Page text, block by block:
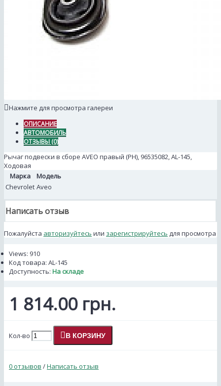
Нажмите для просмотра галереи
ОПИСАНИЕ
АВТОМОБИЛЬ
ОТЗЫВЫ (0)
Рычаг подвески в сборе AVEO правый (PH), 96535082, AL-145,
Ходовая
Марка
Модель
Chevrolet Aveo
Написать отзыв
Пожалуйста авторизуйтесь или зарегистрируйтесь для просмотра
Views: 910
Код товара: AL-145
Доступность: На складе
1 814.00 грн.
Кол-во В КОРЗИНУ
0 отзывов /Написать отзыв